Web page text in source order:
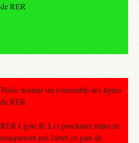
de RER
Trafic normal sur l'ensemble des lignes
de RER
RER Ligne B: Les prochains trains ne
marqueront pas l'arrêt en gare de